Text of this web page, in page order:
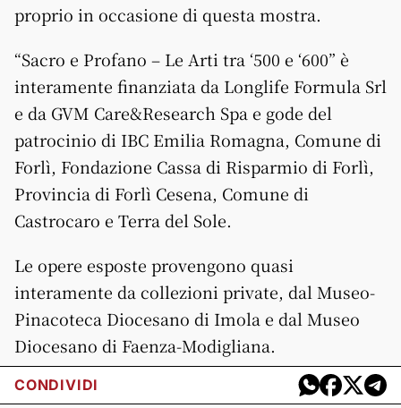
proprio in occasione di questa mostra.
“Sacro e Profano – Le Arti tra ‘500 e ‘600” è
interamente finanziata da Longlife Formula Srl
e da GVM Care&Research Spa e gode del
patrocinio di IBC Emilia Romagna, Comune di
Forlì, Fondazione Cassa di Risparmio di Forlì,
Provincia di Forlì Cesena, Comune di
Castrocaro e Terra del Sole.
Le opere esposte provengono quasi
interamente da collezioni private, dal Museo-
Pinacoteca Diocesano di Imola e dal Museo
Diocesano di Faenza-Modigliana.
CONDIVIDI